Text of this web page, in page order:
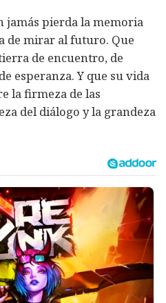
jamás pierda la memoria
de mirar al futuro. Que
de encuentro, de
esperanza. Y que su vida
la firmeza de las
del diálogo y la grandeza